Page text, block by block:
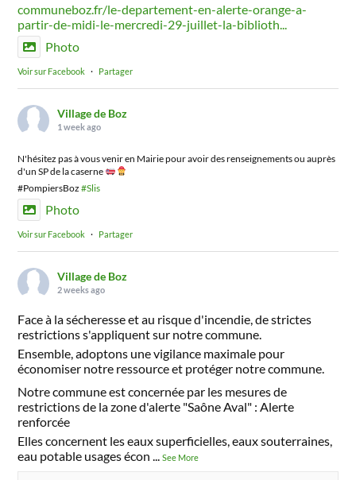
communeboz.fr/le-departement-en-alerte-orange-a-
partir-de-midi-le-mercredi-29-juillet-la-biblioth...
Photo
Voir sur Facebook · Partager
Village de Boz
1 week ago
N'hésitez pas à vous venir en Mairie pour avoir des renseignements ou auprès
d'un SP de la caserne
#PompiersBoz#Slis
Photo
Voir sur Facebook · Partager
Village de Boz
2 weeks ago
Face à la sécheresse et au risque d'incendie, de strictes
restrictions s'appliquent sur notre commune.
Ensemble, adoptons une vigilance maximale pour
économiser notre ressource et protéger notre commune.
Notre commune est concernée par les mesures de
restrictions de la zone d'alerte "Saône Aval" : Alerte
renforcée
Elles concernent les eaux superficielles, eaux souterraines,
eau potable usages écon
...See More